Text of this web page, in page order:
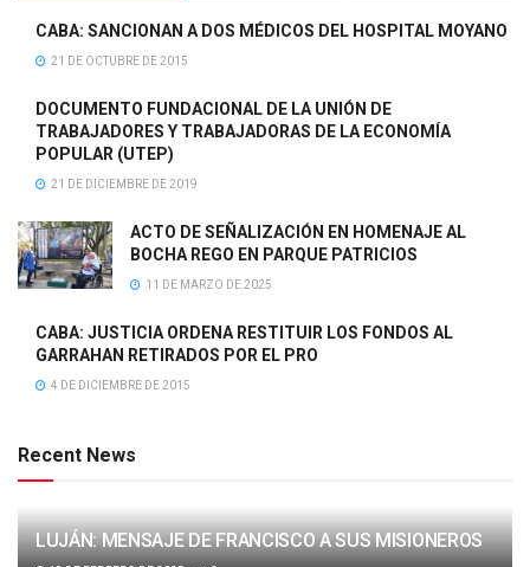
CABA: SANCIONAN A DOS MÉDICOS DEL HOSPITAL MOYANO
21 DE OCTUBRE DE 2015
DOCUMENTO FUNDACIONAL DE LA UNIÓN DE
TRABAJADORES Y TRABAJADORAS DE LA ECONOMÍA
POPULAR (UTEP)
21 DE DICIEMBRE DE 2019
ACTO DE SEÑALIZACIÓN EN HOMENAJE AL
BOCHA REGO EN PARQUE PATRICIOS
11 DE MARZO DE 2025
CABA: JUSTICIA ORDENA RESTITUIR LOS FONDOS AL
GARRAHAN RETIRADOS POR EL PRO
4 DE DICIEMBRE DE 2015
Recent News
LUJÁN: MENSAJE DE FRANCISCO A SUS MISIONEROS